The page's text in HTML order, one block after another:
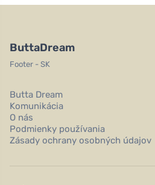
ButtaDream
Footer - SK
Butta Dream
Komunikácia
O nás
Podmienky používania
Zásady ochrany osobných údajov